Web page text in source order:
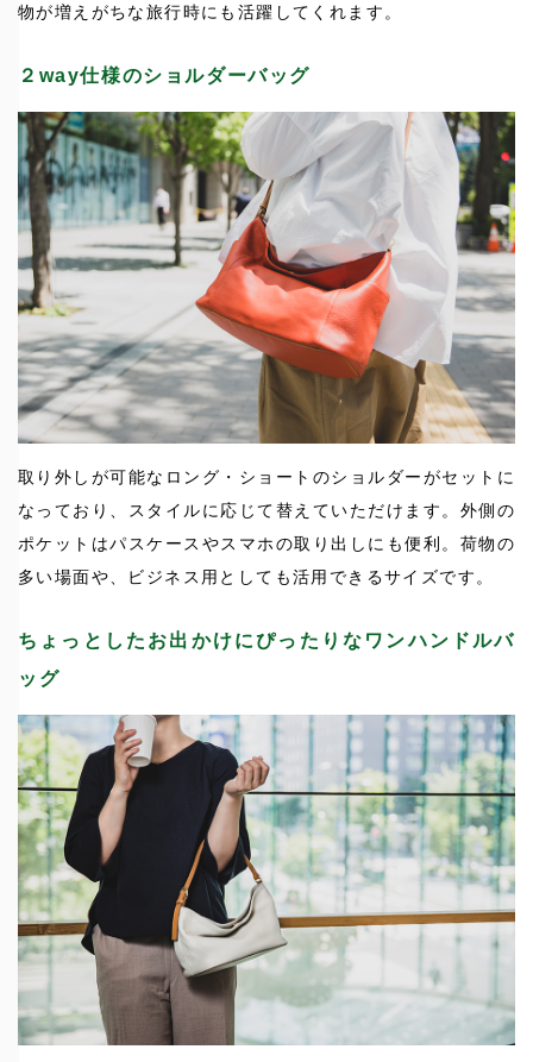
物が増えがちな旅行時にも活躍してくれます。
２way仕様のショルダーバッグ
取り外しが可能なロング・ショートのショルダーがセットに
なっており、スタイルに応じて替えていただけます。外側の
ポケットはパスケースやスマホの取り出しにも便利。荷物の
多い場面や、ビジネス用としても活用できるサイズです。
ちょっとしたお出かけにぴったりなワンハンドルバ
ッグ